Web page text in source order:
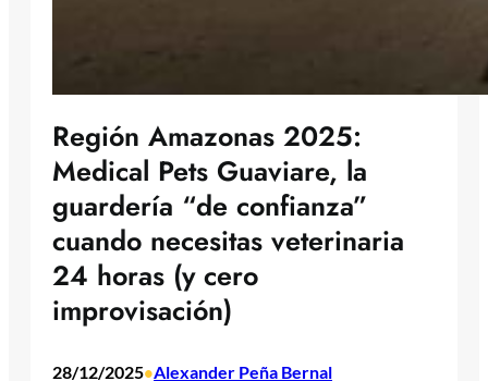
Región Amazonas 2025:
Medical Pets Guaviare, la
guardería “de confianza”
cuando necesitas veterinaria
24 horas (y cero
improvisación)
28/12/2025•Alexander Peña Bernal